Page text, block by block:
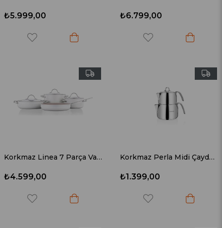
₺5.999,00 ₺6.799,00
Korkmaz Linea 7 Parça Vanilya Tencere Seti A2619-2
₺4.599,00
Korkmaz Perla Midi Çaydanlık Takımı A027
₺1.399,00